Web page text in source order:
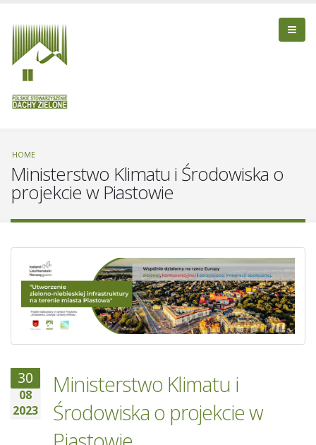
HOME
Ministerstwo Klimatu i Środowiska o
projekcie w Piastowie
30
08
2023
Ministerstwo Klimatu i
Środowiska o projekcie w